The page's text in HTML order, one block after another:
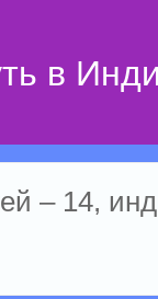
в
– 14,